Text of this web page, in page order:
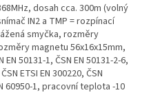
dosah cca. 300m (volný
IN2 a TMP = rozpínací
smyčka, rozměry
magnetu 56x16x15mm,
50131-1, ČSN EN 50131-2-6,
ETSI EN 300220, ČSN
60950-1, pracovní teplota -10